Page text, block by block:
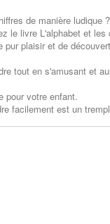
de manière ludique ?
le livre L'alphabet et
plaisir et de
tout en s'amusant et
pour votre enfant.
facilement est un